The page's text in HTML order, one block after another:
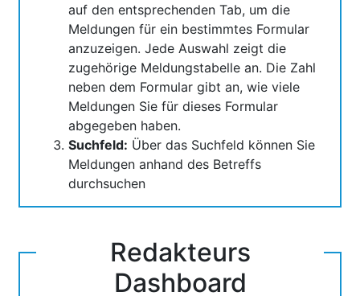
auf den entsprechenden Tab, um die
Meldungen für ein bestimmtes Formular
anzuzeigen. Jede Auswahl zeigt die
zugehörige Meldungstabelle an. Die Zahl
neben dem Formular gibt an, wie viele
Meldungen Sie für dieses Formular
abgegeben haben.
Suchfeld: Über das Suchfeld können Sie
Meldungen anhand des Betreffs
durchsuchen
Redakteurs
Dashboard